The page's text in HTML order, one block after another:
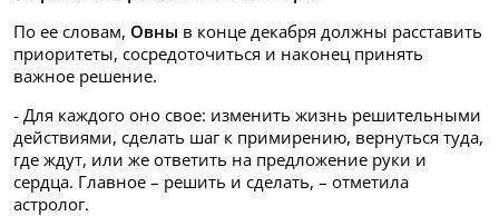
По ее словам, Овны в конце декабря должны расставить
приоритеты, сосредоточиться и наконец принять
важное решение.
- Для каждого оно свое: изменить жизнь решительными
действиями, сделать шаг к примирению, вернуться туда,
где ждут, или же ответить на предложение руки и
сердца. Главное – решить и сделать, – отметила
астролог.